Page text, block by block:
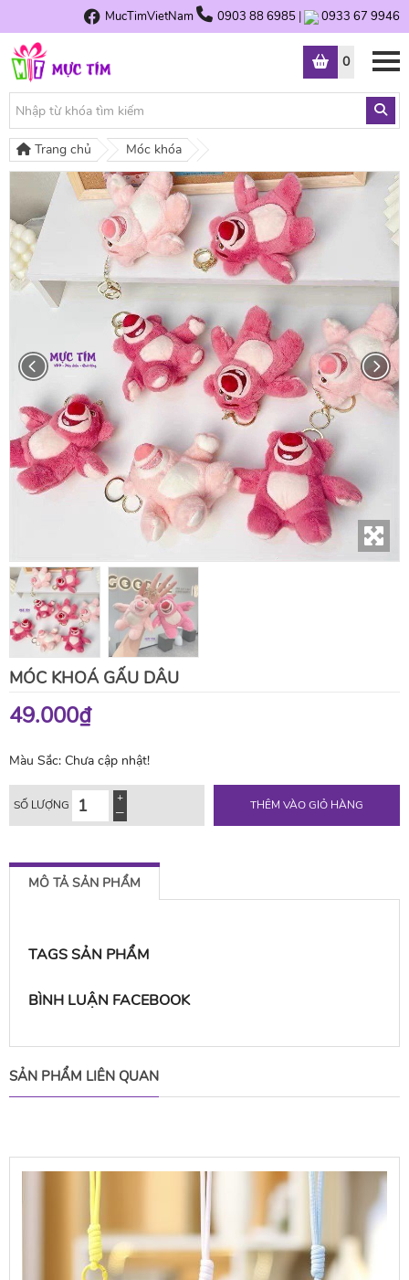
MucTimVietNam 0903 88 6985 | 0933 67 9946
0
Trang chủ Móc khóa
MÓC KHOÁ GẤU DÂU
49.000₫
Màu Sắc: Chưa cập nhật!
SỐ LƯỢNG THÊM VÀO GIỎ HÀNG
MÔ TẢ SẢN PHẨM
TAGS SẢN PHẨM
BÌNH LUẬN FACEBOOK
SẢN PHẨM LIÊN QUAN